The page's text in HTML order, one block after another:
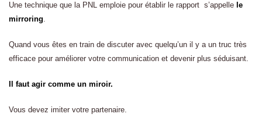
Une technique que la PNL emploie pour établir le rapport s’appelle le
mirroring.
Quand vous êtes en train de discuter avec quelqu’un il y a un truc très
efficace pour améliorer votre communication et devenir plus séduisant.
Il faut agir comme un miroir.
Vous devez imiter votre partenaire.